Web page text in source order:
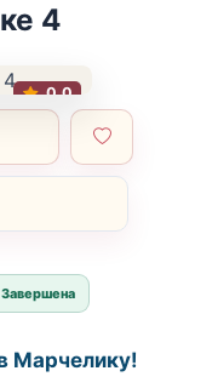
4
0.0
Завершена
Марчелику!